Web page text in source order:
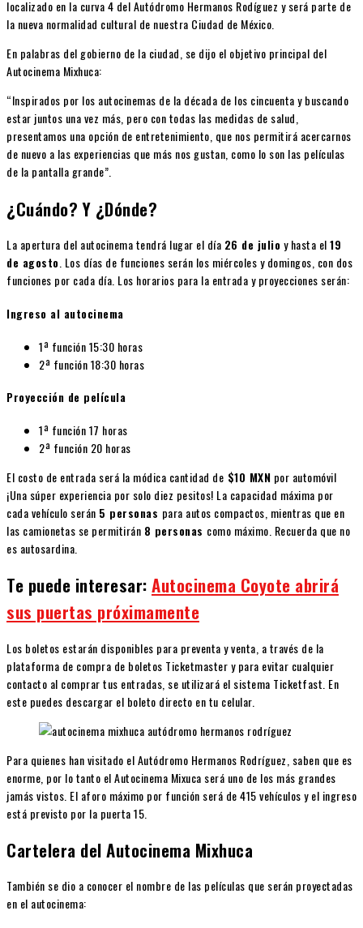
localizado en la curva 4 del Autódromo Hermanos Rodíguez y será parte de
la nueva normalidad cultural de nuestra Ciudad de México.
En palabras del gobierno de la ciudad, se dijo el objetivo principal del
Autocinema Mixhuca:
“Inspirados por los autocinemas de la década de los cincuenta y buscando
estar juntos una vez más, pero con todas las medidas de salud,
presentamos una opción de entretenimiento, que nos permitirá acercarnos
de nuevo a las experiencias que más nos gustan, como lo son las películas
de la pantalla grande”.
¿Cuándo? Y ¿Dónde?
La apertura del autocinema tendrá lugar el día 26 de julioy hasta el19
de agosto. Los días de funciones serán los miércoles y domingos, con dos
funciones por cada día. Los horarios para la entrada y proyecciones serán:
Ingreso al autocinema
1ª función 15:30 horas
2ª función 18:30 horas
Proyección de película
1ª función 17 horas
2ª función 20 horas
El costo de entrada será la módica cantidad de $10 MXN por automóvil
¡Una súper experiencia por solo diez pesitos! La capacidad máxima por
cada vehículo serán 5 personas para autos compactos, mientras que en
las camionetas se permitirán 8 personas como máximo. Recuerda que no
es autosardina.
Te puede interesar:Autocinema Coyote abrirá
sus puertas próximamente
Los boletos estarán disponibles para preventa y venta, a través de la
plataforma de compra de boletos Ticketmaster y para evitar cualquier
contacto al comprar tus entradas, se utilizará el sistema Ticketfast. En
este puedes descargar el boleto directo en tu celular.
Para quienes han visitado el Autódromo Hermanos Rodríguez, saben que es
enorme, por lo tanto el Autocinema Mixuca será uno de los más grandes
jamás vistos. El aforo máximo por función será de 415 vehículos y el ingreso
está previsto por la puerta 15.
Cartelera del Autocinema Mixhuca
También se dio a conocer el nombre de las películas que serán proyectadas
en el autocinema: